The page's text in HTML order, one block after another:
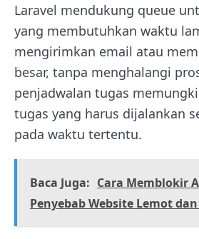
Laravel mendukung queue
yang membutuhkan waktu
mengirimkan email atau
besar, tanpa menghalangi
penjadwalan tugas
tugas yang harus dijalankan
pada waktu tertentu.
Baca Juga: Cara Memblokir
Penyebab Website Lemot